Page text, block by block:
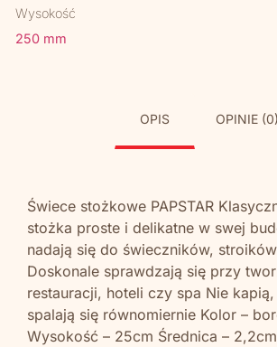
Wysokość
250 mm
OPIS OPINIE (0)
Świece stożkowe PAPSTAR
stożka proste i delikatne w swej
nadają się do świeczników,
Doskonale sprawdzają się przy
restauracji, hoteli czy spa Nie
spalają się równomiernie Kolor –
Wysokość – 25cm Średnica – 2,2cm